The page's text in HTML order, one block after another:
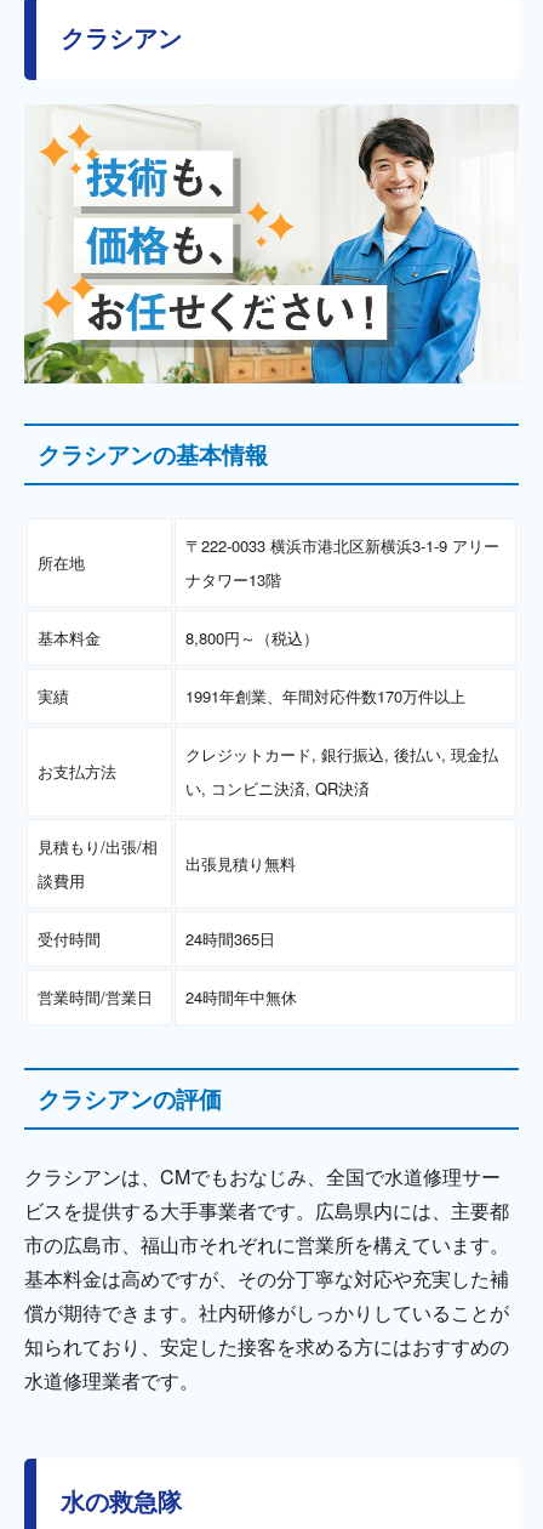
クラシアン
クラシアンの基本情報
所在地
〒222-0033 横浜市港北区新横浜3-1-9 アリー
ナタワー13階
基本料金 8,800円～（税込）
実績 1991年創業、年間対応件数170万件以上
お支払方法
クレジットカード, 銀行振込, 後払い, 現金払
い, コンビニ決済, QR決済
見積もり/出張/相
談費用
出張見積り無料
受付時間 24時間365日
営業時間/営業日 24時間年中無休
クラシアンの評価
クラシアンは、CMでもおなじみ、全国で水道修理サー
ビスを提供する大手事業者です。広島県内には、主要都
市の広島市、福山市それぞれに営業所を構えています。
基本料金は高めですが、その分丁寧な対応や充実した補
償が期待できます。社内研修がしっかりしていることが
知られており、安定した接客を求める方にはおすすめの
水道修理業者です。
水の救急隊